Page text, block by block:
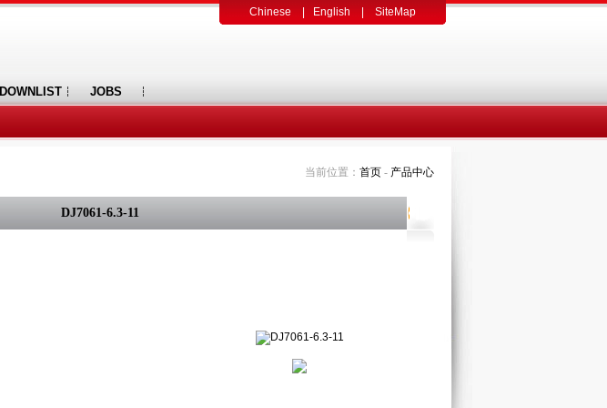
Chinese| English SiteMap
DOWNLIST JOBS
当前位置： 首页- 产品中心
DJ7061-6.3-11